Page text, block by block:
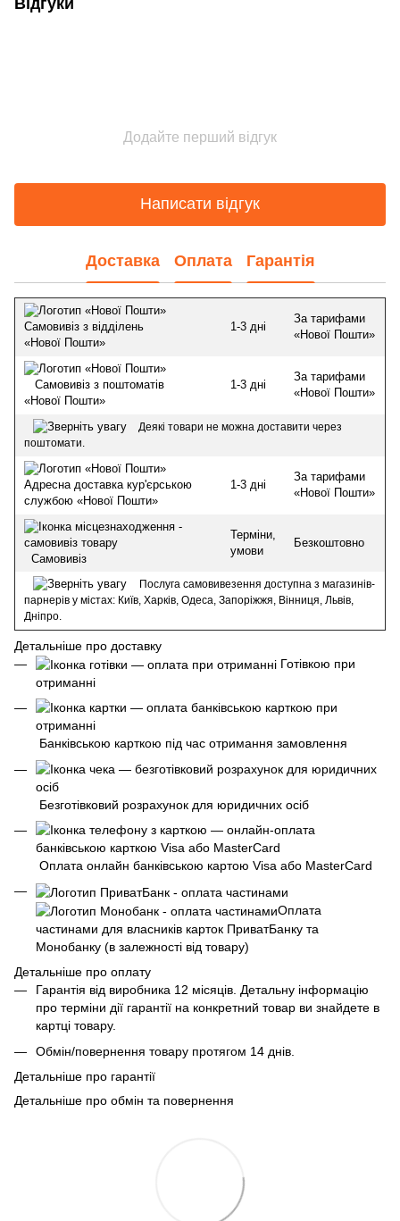
Додайте перший відгук
Написати відгук
Доставка Оплата Гарантія
Самовивіз з відділень
«Нової Пошти»
1-3 дні
За тарифами
«Нової Пошти»
Самовивіз з поштоматів
«Нової Пошти»
1-3 дні
За тарифами
«Нової Пошти»
Деякі товари не можна доставити через
поштомати.
Адресна доставка кур'єрською
службою «Нової Пошти»
1-3 дні
За тарифами
«Нової Пошти»
Самовивіз
Терміни,
умови
Безкоштовно
Послуга самовивезення доступна з магазинів-
парнерів у містах: Київ, Харків, Одеса, Запоріжжя, Вінниця, Львів,
Дніпро.
Детальніше про доставку
Готівкою при
отриманні
Банківською карткою під час отримання замовлення
Безготівковий розрахунок для юридичних осіб
Оплата онлайн банківською картою Visa або MasterCard
Оплата
частинами для власників карток ПриватБанку та
Монобанку (в залежності від товару)
Детальніше про оплату
Гарантія від виробника 12 місяців. Детальну інформацію
про терміни дії гарантії на конкретний товар ви знайдете в
картці товару.
Обмін/повернення товару протягом 14 днів.
Детальніше про гарантії
Детальніше про обмін та повернення